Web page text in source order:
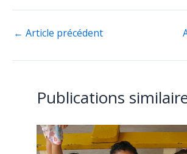
← Article précédent
Publications